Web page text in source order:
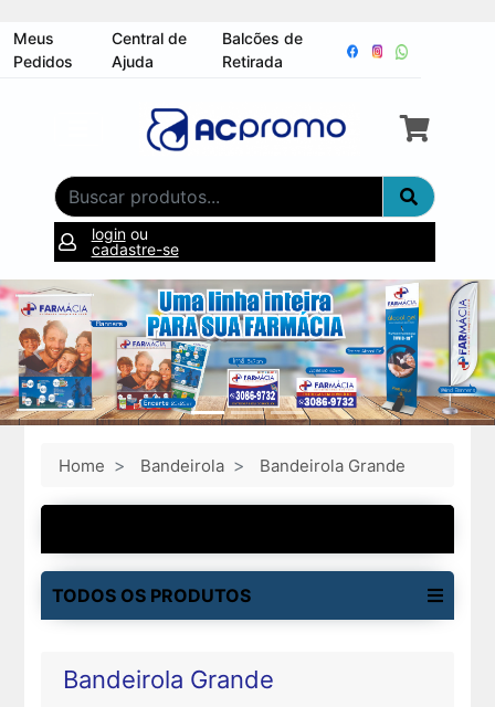
Meus
Pedidos
Central de
Ajuda
Balcões de
Retirada
loginou
cadastre-se
Home Bandeirola Bandeirola Grande
TODOS OS PRODUTOS
Bandeirola Grande